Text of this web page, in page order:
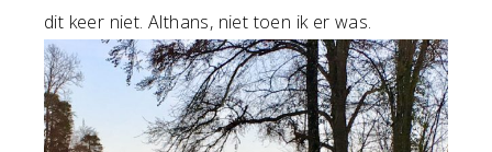
dit keer niet. Althans, niet toen ik er was.